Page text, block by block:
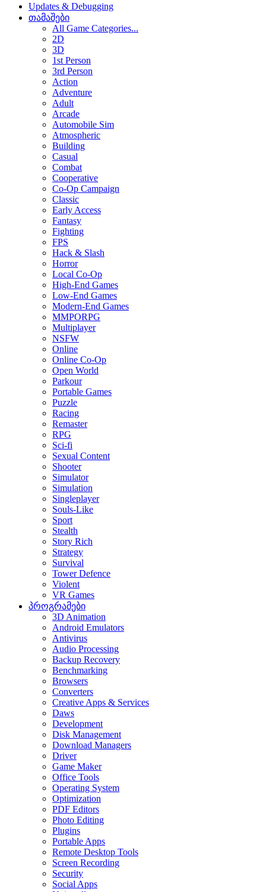
Updates & Debugging
თამაშები
All Game Categories...
2D
3D
1st Person
3rd Person
Action
Adventure
Adult
Arcade
Automobile Sim
Atmospheric
Building
Casual
Combat
Cooperative
Co-Op Campaign
Classic
Early Access
Fantasy
Fighting
FPS
Hack & Slash
Horror
Local Co-Op
High-End Games
Low-End Games
Modern-End Games
MMPORPG
Multiplayer
NSFW
Online
Online Co-Op
Open World
Parkour
Portable Games
Puzzle
Racing
Remaster
RPG
Sci-fi
Sexual Content
Shooter
Simulator
Simulation
Singleplayer
Souls-Like
Sport
Stealth
Story Rich
Strategy
Survival
Tower Defence
Violent
VR Games
პროგრამები
3D Animation
Android Emulators
Antivirus
Audio Processing
Backup Recovery
Benchmarking
Browsers
Converters
Creative Apps & Services
Daws
Development
Disk Management
Download Managers
Driver
Game Maker
Office Tools
Operating System
Optimization
PDF Editors
Photo Editing
Plugins
Portable Apps
Remote Desktop Tools
Screen Recording
Security
Social Apps